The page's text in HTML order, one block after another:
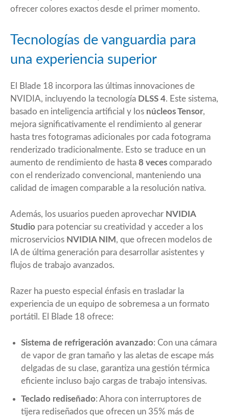
ofrecer colores exactos desde el primer momento.
Tecnologías de vanguardia para
una experiencia superior
El Blade 18 incorpora las últimas innovaciones de
NVIDIA, incluyendo la tecnología DLSS 4. Este sistema,
basado en inteligencia artificial y los núcleos Tensor,
mejora significativamente el rendimiento al generar
hasta tres fotogramas adicionales por cada fotograma
renderizado tradicionalmente. Esto se traduce en un
aumento de rendimiento de hasta 8 veces comparado
con el renderizado convencional, manteniendo una
calidad de imagen comparable a la resolución nativa.
Además, los usuarios pueden aprovechar NVIDIA
Studio para potenciar su creatividad y acceder a los
microservicios NVIDIA NIM , que ofrecen modelos de
IA de última generación para desarrollar asistentes y
flujos de trabajo avanzados.
Razer ha puesto especial énfasis en trasladar la
experiencia de un equipo de sobremesa a un formato
portátil. El Blade 18 ofrece:
Sistema de refrigeración avanzado: Con una cámara
de vapor de gran tamaño y las aletas de escape más
delgadas de su clase, garantiza una gestión térmica
eficiente incluso bajo cargas de trabajo intensivas.
Teclado rediseñado: Ahora con interruptores de
tijera rediseñados que ofrecen un 35% más de